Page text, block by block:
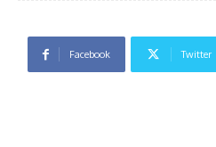
Facebook Twitter